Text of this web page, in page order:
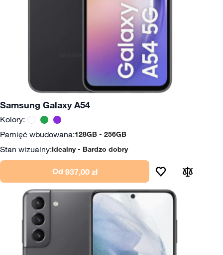
Samsung Galaxy A54
Kolory:
Pamięć wbudowana:128GB 256GB
Stan wizualny:Idealny Bardzo dobry
Od 937,00 zł